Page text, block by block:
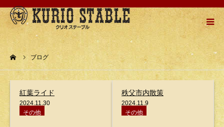
ブログ
紅葉ライド
2024.11.30
その他
秩父市内散策
2024.11.9
その他
牧場紹介
乗馬メニュー